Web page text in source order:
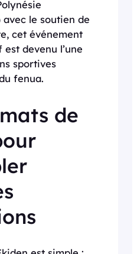
avec le soutien de
cet événement
devenu l’une
sportives
fenua.
de